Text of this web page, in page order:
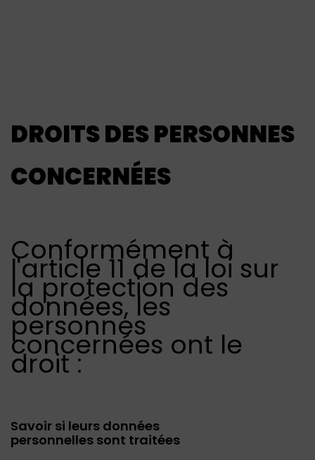
DROITS DES PERSONNES
CONCERNÉES
Conformément à
l'article 11 de la loi sur
la protection des
données, les
personnes
concernées ont le
droit :
Savoir si leurs données
personnelles sont traitées